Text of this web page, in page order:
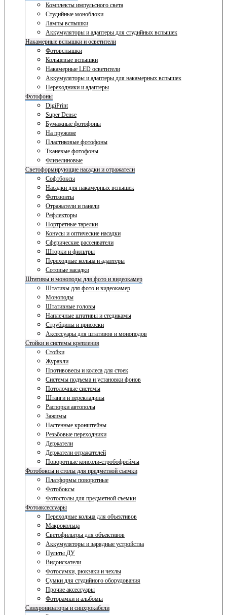
Комплекты импульсного света
Студийные моноблоки
Лампы вспышки
Аккумуляторы и адаптеры для студийных вспышек
Накамерные вспышки и осветители
Фотовспышки
Кольцевые вспышки
Накамерные LED осветители
Аккумуляторы и адаптеры для накамерных вспышек
Переходники и адаптеры
Фотофоны
DigiPrint
Super Dense
Бумажные фотофоны
На пружине
Пластиковые фотофоны
Тканевые фотофоны
Флизелиновые
Светоформирующие насадки и отражатели
Софтбоксы
Насадки для накамерных вспышек
Фотозонты
Отражатели и панели
Рефлекторы
Портретные тарелки
Конусы и оптические насадки
Сферические рассеиватели
Шторки и фильтры
Переходные кольца и адаптеры
Сотовые насадки
Штативы и моноподы для фото и видеокамер
Штативы для фото и видеокамер
Моноподы
Штативные головы
Наплечные штативы и стедикамы
Струбцины и присоски
Аксессуары для штативов и моноподов
Стойки и системы крепления
Стойки
Журавли
Противовесы и колеса для стоек
Системы подъема и установки фонов
Потолочные системы
Штанги и перекладины
Распорки автополы
Зажимы
Настенные кронштейны
Резьбовые переходники
Держатели
Держатели отражателей
Поворотные консоли-стробофреймы
Фотобоксы и столы для предметной съемки
Платформы поворотные
Фотобоксы
Фотостолы для предметной съемки
Фотоаксессуары
Переходные кольца для объективов
Макрокольца
Светофильтры для объективов
Аккумуляторы и зарядные устройства
Пульты ДУ
Видоискатели
Фотосумки, рюкзаки и чехлы
Сумки для студийного оборудования
Прочие аксессуары
Фоторамки и альбомы
Синхронизаторы и синхрокабели